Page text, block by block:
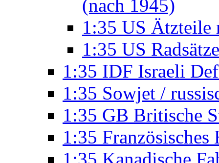
(nach 1945)
1:35 US Ätzteile
1:35 US
1:35 IDF Israeli
1:35 Sowjet /
1:35 GB Britische
1:35 Französisches